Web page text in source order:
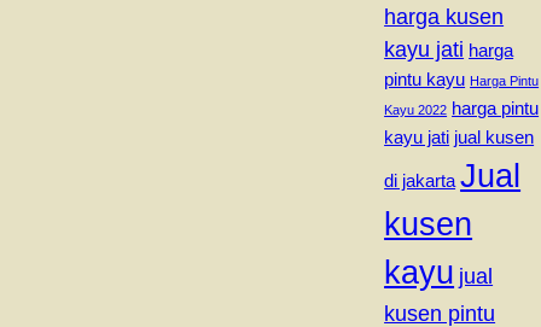
harga kusen
kayu jati harga
pintu kayu Harga Pintu
Kayu 2022 harga pintu
kayu jati jual kusen
di jakarta Jual
kusen
kayu jual
kusen pintu